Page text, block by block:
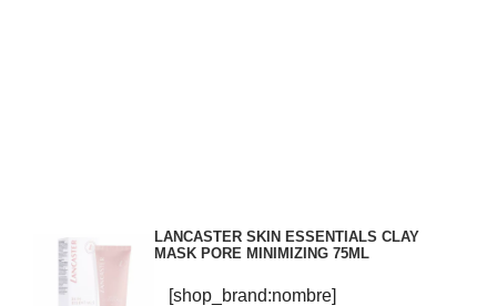
LANCASTER SKIN ESSENTIALS CLAY
MASK PORE MINIMIZING 75ML
[shop_brand:nombre]